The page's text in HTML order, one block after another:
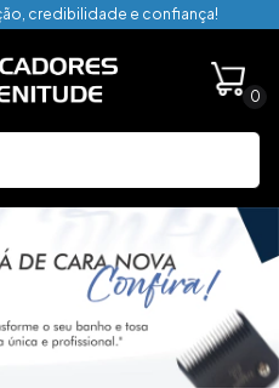
credibilidade e confiança!
0